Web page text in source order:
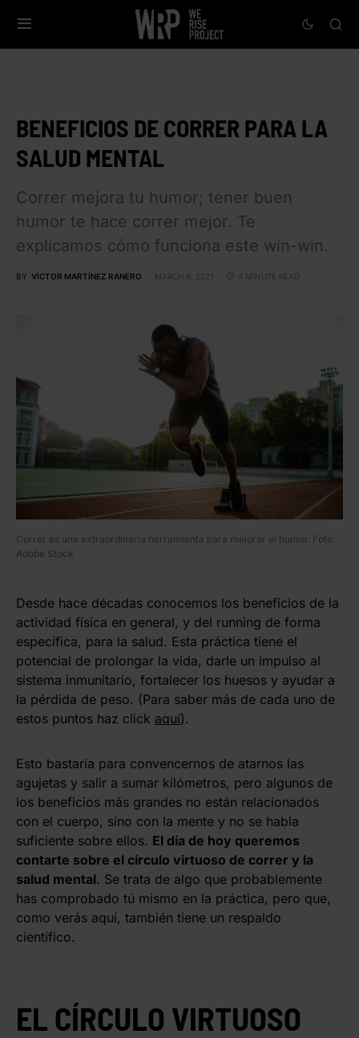
BENEFICIOS DE CORRER PARA LA
SALUD MENTAL
Correr mejora tu humor; tener buen
humor te hace correr mejor. Te
explicamos cómo funciona este win-win.
BY VÍCTOR MARTÍNEZ RANERO MARCH 9, 2021 4 MINUTE READ
Correr es una extraordinaria herramienta para mejorar el humor. Foto:
Adobe Stock
Desde hace décadas conocemos los beneficios de la
actividad física en general, y del running de forma
específica, para la salud. Esta práctica tiene el
potencial de prolongar la vida, darle un impulso al
sistema inmunitario, fortalecer los huesos y ayudar a
la pérdida de peso. (Para saber más de cada uno de
estos puntos haz click aquí).
Esto bastaría para convencernos de atarnos las
agujetas y salir a sumar kilómetros, pero algunos de
los beneficios más grandes no están relacionados
con el cuerpo, sino con la mente y no se habla
suficiente sobre ellos. El día de hoy queremos
contarte sobre el círculo virtuoso de correr y la
salud mental. Se trata de algo que probablemente
has comprobado tú mismo en la práctica, pero que,
como verás aquí, también tiene un respaldo
científico.
EL CÍRCULO VIRTUOSO